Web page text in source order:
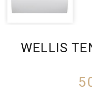
WELLIS